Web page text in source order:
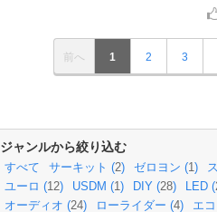
前へ 1 2 3
ジャンルから絞り込む
すべて サーキット (2) ゼロヨン (1)
ユーロ (12) USDM (1) DIY (28) LED (
オーディオ (24) ローライダー (4) エ